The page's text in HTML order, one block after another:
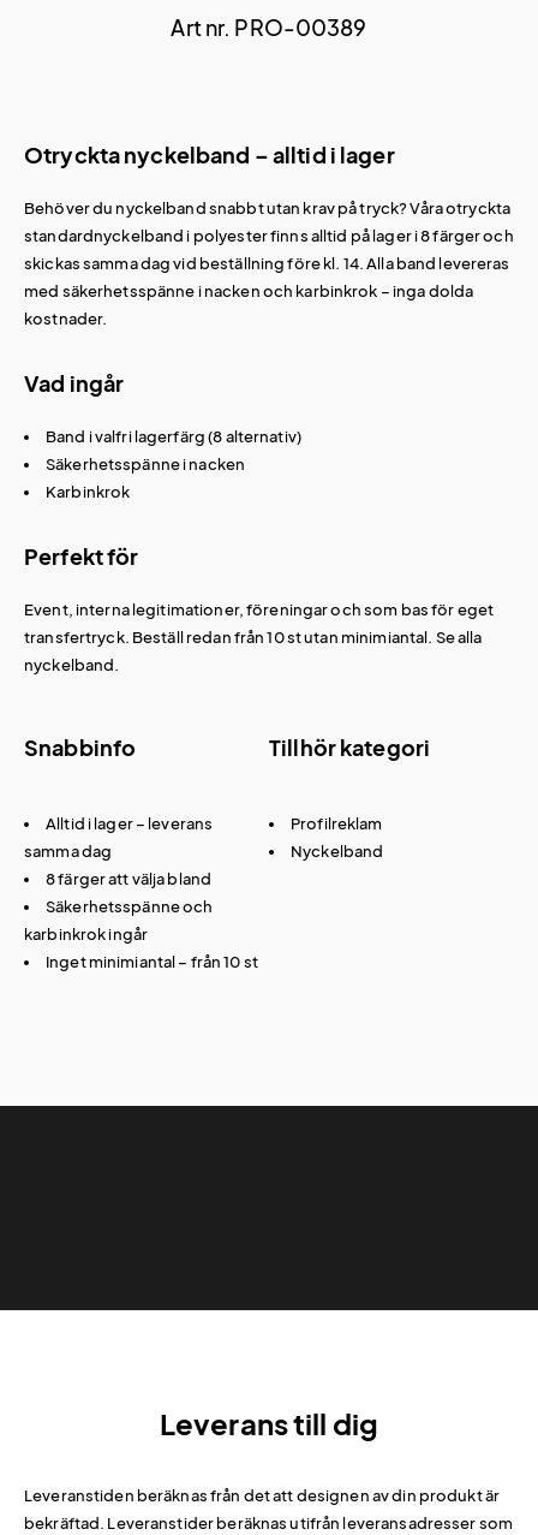
Art nr. PRO-00389
Otryckta nyckelband – alltid i lager
Behöver du nyckelband snabbt utan krav på tryck? Våra otryckta
standardnyckelband i polyester finns alltid på lager i 8 färger och
skickas samma dag vid beställning före kl. 14. Alla band levereras
med säkerhetsspänne i nacken och karbinkrok – inga dolda
kostnader.
Vad ingår
Band i valfri lagerfärg (8 alternativ)
Säkerhetsspänne i nacken
Karbinkrok
Perfekt för
Event, interna legitimationer, föreningar och som bas för eget
transfertryck. Beställ redan från 10 st utan minimiantal. Se alla
nyckelband.
Snabbinfo
Alltid i lager – leverans
samma dag
8 färger att välja bland
Säkerhetsspänne och
karbinkrok ingår
Inget minimiantal – från 10 st
Tillhör kategori
Profilreklam
Nyckelband
Leverans till dig
Leveranstiden beräknas från det att designen av din produkt är
bekräftad. Leveranstider beräknas utifrån leveransadresser som